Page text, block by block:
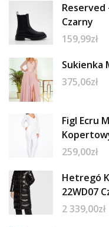
Czarny
159,99zł
Sukienka
375,06zł
Figl Ecru
259,00zł
Hetregó
22WD07
2 339,00zł